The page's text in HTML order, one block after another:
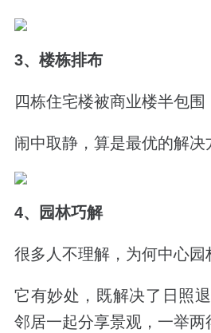
3、楼栋排布
四栋住宅楼被商业楼半包围
闹中取静，算是最优的解决
4、园林巧解
很多人不理解，为何中心园
它有妙处，既解决了日照
邻居一起分享景观，一举两